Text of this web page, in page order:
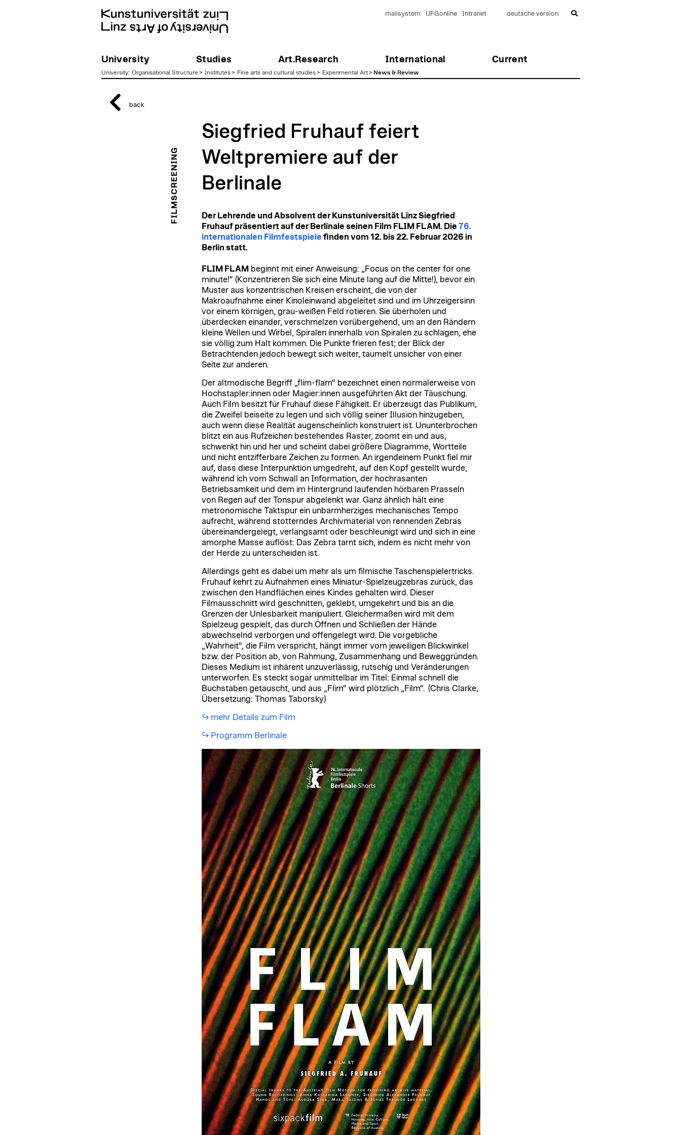
University Studies Art.Research International Current
mailsystem UFGonline Intranet deutsche version
University: Organisational Structure > Institutes> Fine arts and cultural studies> Experimental Art> News & Review
back
FILMSCREENING
Siegfried Fruhauf feiert
Weltpremiere auf der
Berlinale
Der Lehrende und Absolvent der Kunstuniversität Linz Siegfried
Fruhauf präsentiert auf der Berlinale seinen Film FLIM FLAM. Die 76.
internationalen Filmfestspiele finden vom 12. bis 22. Februar 2026 in
Berlin statt.
FLIM FLAM beginnt mit einer Anweisung: „Focus on the center for one
minute!“ (Konzentrieren Sie sich eine Minute lang auf die Mitte!), bevor ein
Muster aus konzentrischen Kreisen erscheint, die von der
Makroaufnahme einer Kinoleinwand abgeleitet sind und im Uhrzeigersinn
vor einem körnigen, grau-weißen Feld rotieren. Sie überholen und
überdecken einander, verschmelzen vorübergehend, um an den Rändern
kleine Wellen und Wirbel, Spiralen innerhalb von Spiralen zu schlagen, ehe
sie völlig zum Halt kommen. Die Punkte frieren fest; der Blick der
Betrachtenden jedoch bewegt sich weiter, taumelt unsicher von einer
Seite zur anderen.
Der altmodische Begriff „flim-flam“ bezeichnet einen normalerweise von
Hochstapler:innen oder Magier:innen ausgeführten Akt der Täuschung.
Auch Film besitzt für Fruhauf diese Fähigkeit. Er überzeugt das Publikum,
die Zweifel beiseite zu legen und sich völlig seiner Illusion hinzugeben,
auch wenn diese Realität augenscheinlich konstruiert ist. Ununterbrochen
blitzt ein aus Rufzeichen bestehendes Raster, zoomt ein und aus,
schwenkt hin und her und scheint dabei größere Diagramme, Wortteile
und nicht entzifferbare Zeichen zu formen. An irgendeinem Punkt fiel mir
auf, dass diese Interpunktion umgedreht, auf den Kopf gestellt wurde,
während ich vom Schwall an Information, der hochrasanten
Betriebsamkeit und dem im Hintergrund laufenden hörbaren Prasseln
von Regen auf der Tonspur abgelenkt war. Ganz ähnlich hält eine
metronomische Taktspur ein unbarmherziges mechanisches Tempo
aufrecht, während stotterndes Archivmaterial von rennenden Zebras
übereinandergelegt, verlangsamt oder beschleunigt wird und sich in eine
amorphe Masse auflöst: Das Zebra tarnt sich, indem es nicht mehr von
der Herde zu unterscheiden ist.
Allerdings geht es dabei um mehr als um filmische Taschenspielertricks.
Fruhauf kehrt zu Aufnahmen eines Miniatur-Spielzeugzebras zurück, das
zwischen den Handflächen eines Kindes gehalten wird. Dieser
Filmausschnitt wird geschnitten, geklebt, umgekehrt und bis an die
Grenzen der Unlesbarkeit manipuliert. Gleichermaßen wird mit dem
Spielzeug gespielt, das durch Öffnen und Schließen der Hände
abwechselnd verborgen und offengelegt wird. Die vorgebliche
„Wahrheit“, die Film verspricht, hängt immer vom jeweiligen Blickwinkel
bzw. der Position ab, von Rahmung, Zusammenhang und Beweggründen.
Dieses Medium ist inhärent unzuverlässig, rutschig und Veränderungen
unterworfen. Es steckt sogar unmittelbar im Titel: Einmal schnell die
Buchstaben getauscht, und aus „Flim“ wird plötzlich „Film“. (Chris Clarke,
Übersetzung: Thomas Taborsky)
mehr Details zum Film
Programm Berlinale